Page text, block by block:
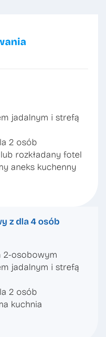
jadalnym i strefą
2 osób
rozkładany fotel
aneks kuchenny
z dla 4 osób
2-osobowym
jadalnym i strefą
2 osób
kuchnia